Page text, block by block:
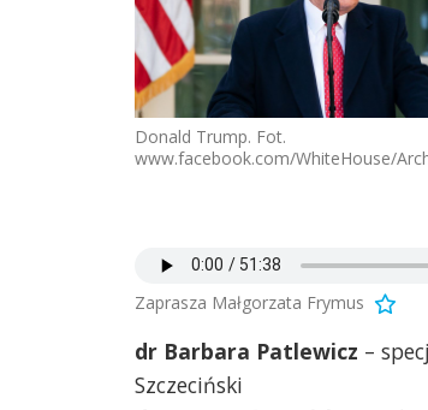
Donald Trump. Fot.
www.facebook.com/WhiteHouse/
Zaprasza Małgorzata Frymus
dr Barbara Patlewicz –
Szczeciński